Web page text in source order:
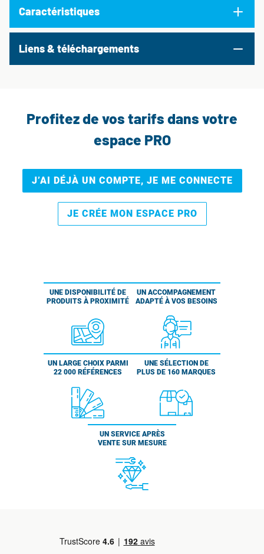
Caractéristiques
Liens & téléchargements
Profitez de vos tarifs dans votre
espace PRO
J’AI DÉJÀ UN COMPTE, JE ME CONNECTE
JE CRÉE MON ESPACE PRO
UNE DISPONIBILITÉ DE
PRODUITS À PROXIMITÉ
UN ACCOMPAGNEMENT
ADAPTÉ À VOS BESOINS
UN LARGE CHOIX PARMI
22 000 RÉFÉRENCES
UNE SÉLECTION DE
PLUS DE 160 MARQUES
UN SERVICE APRÈS
VENTE SUR MESURE